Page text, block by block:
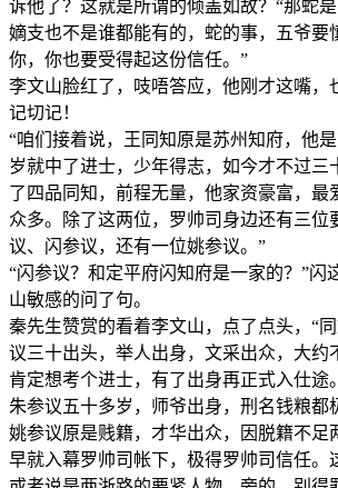
诉他了？这就是所谓的倾盖如故？“那蛇
嫡支也不是谁都能有的，蛇的事，五爷要
你，你也要受得起这份信任。”
李文山脸红了，吱唔答应，他刚才这嘴，
记切记！
“咱们接着说，王同知原是苏州知府，他
岁就中了进士，少年得志，如今才不过三
了四品同知，前程无量，他家资豪富，最
众多。除了这两位，罗帅司身边还有三位
议、闪参议，还有一位姚参议。”
“闪参议？和定平府闪知府是一家的？”闪
山敏感的问了句。
秦先生赞赏的看着李文山，点了点头，“
议三十出头，举人出身，文采出众，大约
肯定想考个进士，有了出身再正式入仕途。
朱参议五十多岁，师爷出身，刑名钱粮都
姚参议原是贱籍，才华出众，因脱籍不足
早就入幕罗帅司帐下，极得罗帅司信任。